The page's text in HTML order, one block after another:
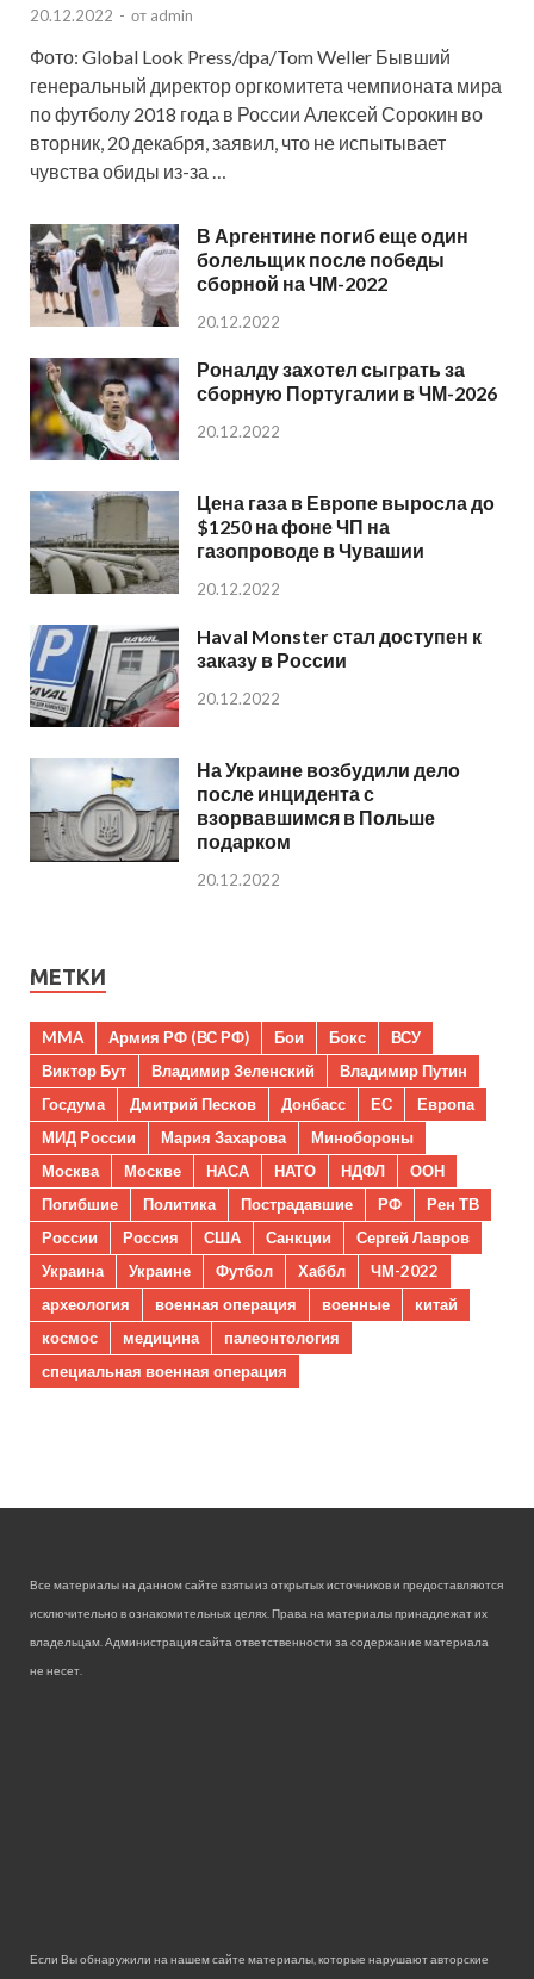
20.12.2022 - от admin
Фото: Global Look Press/dpa/Tom Weller Бывший
генеральный директор оргкомитета чемпионата мира
по футболу 2018 года в России Алексей Сорокин во
вторник, 20 декабря, заявил, что не испытывает
чувства обиды из-за …
В Аргентине погиб еще один
болельщик после победы
сборной на ЧМ-2022
20.12.2022
Роналду захотел сыграть за
сборную Португалии в ЧМ-2026
20.12.2022
Цена газа в Европе выросла до
$1250 на фоне ЧП на
газопроводе в Чувашии
20.12.2022
Haval Monster стал доступен к
заказу в России
20.12.2022
На Украине возбудили дело
после инцидента с
взорвавшимся в Польше
подарком
20.12.2022
МЕТКИ
MMA Армия РФ (ВС РФ) Бои Бокс
ВСУ
Виктор Бут
Владимир Зеленский
Владимир Путин
Госдума
Дмитрий Песков Донбасс ЕС
Европа
МИД России
Мария Захарова
Минобороны
Москва
Москве НАСА НАТО НДФЛ
ООН
Погибшие
Политика Пострадавшие РФ
Рен ТВ
России
Россия США Санкции
Сергей Лавров
Украина
Украине Футбол Хаббл
ЧМ-2022
археология
военная операция военные
китай
космос
медицина
палеонтология
специальная военная операция
Все материалы на данном сайте взяты из открытых источников и предоставляются
исключительно в ознакомительных целях. Права на материалы принадлежат их
владельцам. Администрация сайта ответственности за содержание материала
не несет.
Если Вы обнаружили на нашем сайте материалы, которые нарушают авторские